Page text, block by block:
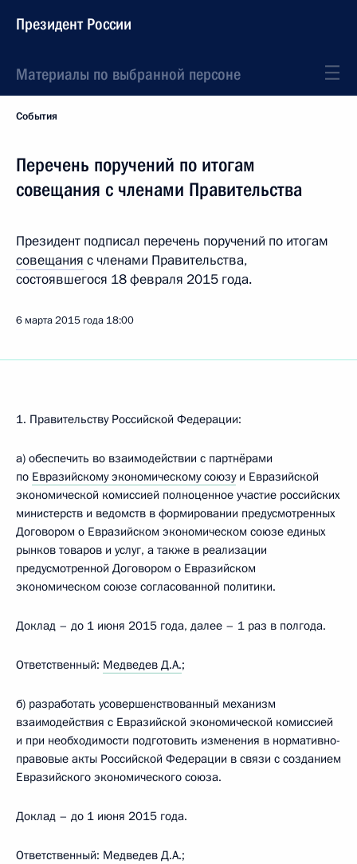
Президент России
Материалы по выбранной персоне
События
Перечень поручений по итогам
совещания с членами Правительства
Президент подписал перечень поручений по итогам
совещания с членами Правительства,
состоявшегося 18 февраля 2015 года.
6 марта 2015 года 18:00
1. Правительству Российской Федерации:
а) обеспечить во взаимодействии с партнёрами
по Евразийскому экономическому союзуи Евразийской
экономической комиссией полноценное участие российских
министерств и ведомств в формировании предусмотренных
Договором о Евразийском экономическом союзе единых
рынков товаров и услуг, а также в реализации
предусмотренной Договором о Евразийском
экономическом союзе согласованной политики.
Доклад – до 1 июня 2015 года, далее – 1 раз в полгода.
Ответственный: Медведев Д.А.;
б) разработать усовершенствованный механизм
взаимодействия с Евразийской экономической комиссией
и при необходимости подготовить изменения в нормативно-
правовые акты Российской Федерации в связи с созданием
Евразийского экономического союза.
Доклад – до 1 июня 2015 года.
Ответственный: Медведев Д.А.;